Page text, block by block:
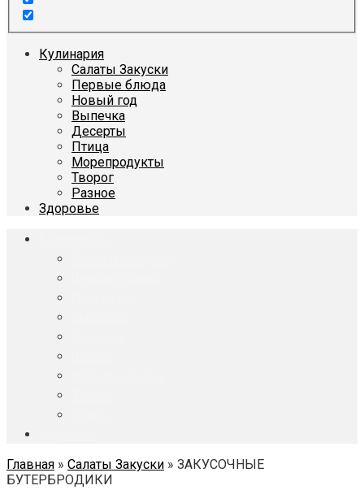
Кулинария
Салаты Закуски
Первые блюда
Новый год
Выпечка
Десерты
Птица
Морепродукты
Творог
Разное
Здоровье
Главная » Салаты Закуски » ЗАКУСОЧНЫЕ
БУТЕРБРОДИКИ